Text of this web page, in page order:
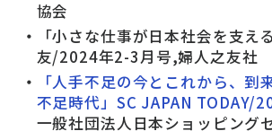
協会
「小さな仕事が日本社会を支え
友/2024年2-3月号,婦人之友社
「人手不足の今とこれから、到
不足時代」SC JAPAN TODAY/
一般社団法人日本ショッピング